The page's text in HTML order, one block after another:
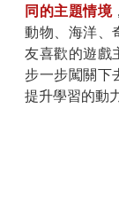
同的主題情境
動物、海洋、
友喜歡的遊戲
步一步闖關下
提升學習的動